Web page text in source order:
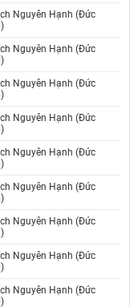
Nguyên Hạnh (Đức
Nguyên Hạnh (Đức
Nguyên Hạnh (Đức
Nguyên Hạnh (Đức
Nguyên Hạnh (Đức
Nguyên Hạnh (Đức
Nguyên Hạnh (Đức
Nguyên Hạnh (Đức
Nguyên Hạnh (Đức